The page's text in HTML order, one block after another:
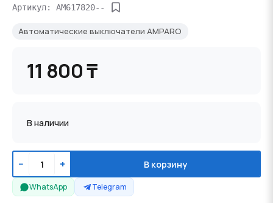
Артикул: AM617820--
Автоматические выключатели AMPARO
11 800 ₸
В наличии
− + В корзину
WhatsApp Telegram